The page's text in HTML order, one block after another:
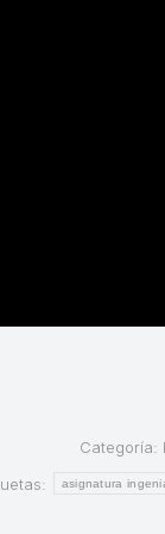
Categoría:
asignatura